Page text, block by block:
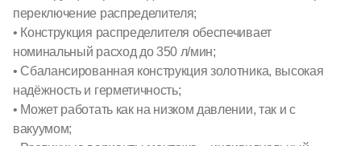
переключение распределителя;
• Конструкция распределителя обеспечивает
номинальный расход до 350 л/мин;
• Сбалансированная конструкция золотника, высокая
надёжность и герметичность;
• Может работать как на низком давлении, так и с
вакуумом;